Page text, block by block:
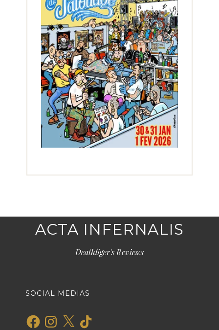
ACTA INFERNALIS
Deathliger's Reviews
SOCIAL MEDIAS
FacebookInstagram
X TikTok